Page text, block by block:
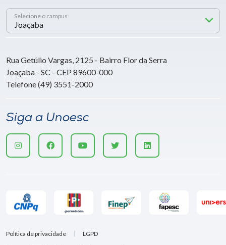
Selecione o campus
Rua Getúlio Vargas, 2125 - Bairro Flor da Serra
Joaçaba - SC - CEP 89600-000
Telefone (49) 3551-2000
Siga a Unoesc
Política de privacidade LGPD